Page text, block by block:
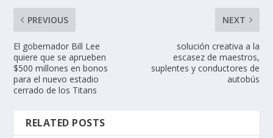
PREVIOUS
El gobernador Bill Lee
quiere que se aprueben
$500 millones en bonos
para el nuevo estadio
cerrado de los Titans
NEXT
solución creativa a la
escasez de maestros,
suplentes y conductores de
autobús
RELATED POSTS